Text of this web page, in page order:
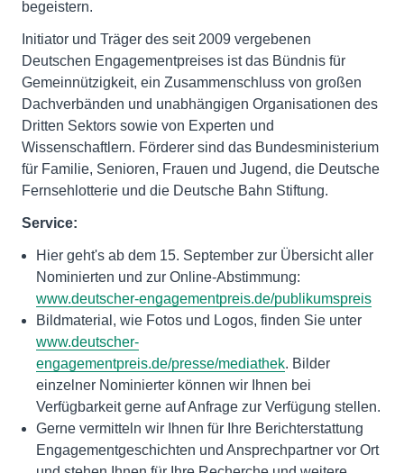
begeistern.
Initiator und Träger des seit 2009 vergebenen
Deutschen Engagementpreises ist das Bündnis für
Gemeinnützigkeit, ein Zusammenschluss von großen
Dachverbänden und unabhängigen Organisationen des
Dritten Sektors sowie von Experten und
Wissenschaftlern. Förderer sind das Bundesministerium
für Familie, Senioren, Frauen und Jugend, die Deutsche
Fernsehlotterie und die Deutsche Bahn Stiftung.
Service:
Hier geht's ab dem 15. September zur Übersicht aller
Nominierten und zur Online-Abstimmung:
www.deutscher-engagementpreis.de/publikumspreis
Bildmaterial, wie Fotos und Logos, finden Sie unter
www.deutscher-
engagementpreis.de/presse/mediathek. Bilder
einzelner Nominierter können wir Ihnen bei
Verfügbarkeit gerne auf Anfrage zur Verfügung stellen.
Gerne vermitteln wir Ihnen für Ihre Berichterstattung
Engagementgeschichten und Ansprechpartner vor Ort